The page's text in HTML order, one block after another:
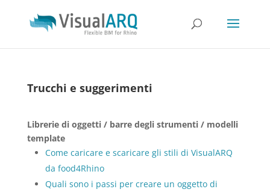
Trucchi e suggerimenti
Librerie di oggetti / barre degli strumenti / modelli
template
Come caricare e scaricare gli stili di VisualARQ
da food4Rhino
Quali sono i passi per creare un oggetto di